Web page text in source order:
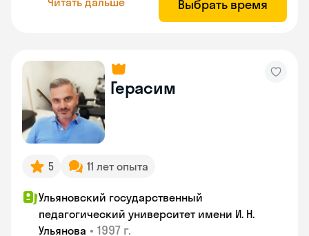
Выбрать время
Герасим
5 11 лет опыта
Ульяновский государственный
педагогический университет имени И. Н.
Ульянова • 1997 г.